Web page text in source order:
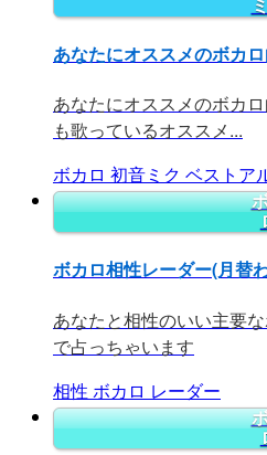
あなたにオススメのボカ
あなたにオススメのボカ
も歌っているオススメ...
ボカロ 初音ミク ベストア
ボカロ相性レーダー(月替
あなたと相性のいい主要
で占っちゃいます
相性 ボカロ レーダー